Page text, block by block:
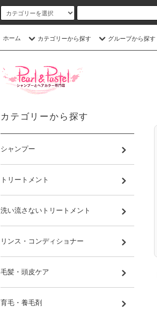
ホーム カテゴリーから探す グループから探す
カテゴリーから探す
シャンプー
トリートメント
洗い流さないトリートメント
リンス・コンディショナー
毛髪・頭皮ケア
育毛・養毛剤